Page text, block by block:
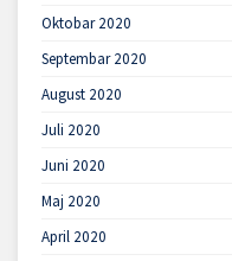
Oktobar 2020
Septembar 2020
August 2020
Juli 2020
Juni 2020
Maj 2020
April 2020